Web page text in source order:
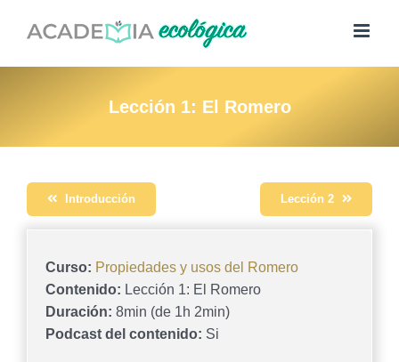
Lección 1: El Romero
Introducción Lección 2
Curso: Propiedades y usos del Romero
Contenido: Lección 1: El Romero
Duración: 8min (de 1h 2min)
Podcast del contenido: Si